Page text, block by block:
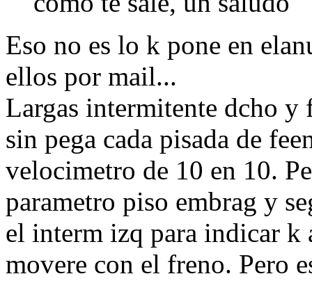
Eso no es lo k pone en
ellos por mail...
Largas intermitente dcho y
sin pega cada pisada de
velocimetro de 10 en 10.
parametro piso embrag y
el interm izq para indicar k
movere con el freno. Pero